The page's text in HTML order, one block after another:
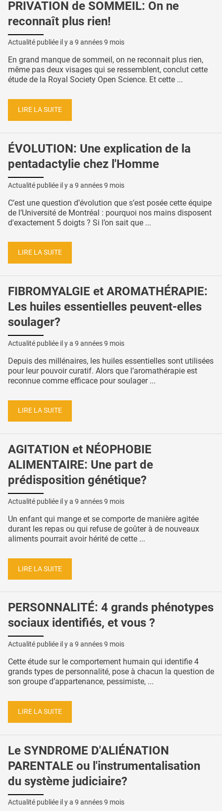
PRIVATION de SOMMEIL: On ne
reconnaît plus rien!
Actualité publiée il y a 9 années 9 mois
En grand manque de sommeil, on ne reconnait plus rien,
même pas deux visages qui se ressemblent, conclut cette
étude de la Royal Society Open Science. Et cette ...
LIRE LA SUITE
ÉVOLUTION: Une explication de la
pentadactylie chez l'Homme
Actualité publiée il y a 9 années 9 mois
C’est une question d’évolution que s’est posée cette équipe
de l’Université de Montréal : pourquoi nos mains disposent
d'exactement 5 doigts ? Si l’on sait que ...
LIRE LA SUITE
FIBROMYALGIE et AROMATHÉRAPIE:
Les huiles essentielles peuvent-elles
soulager?
Actualité publiée il y a 9 années 9 mois
Depuis des millénaires, les huiles essentielles sont utilisées
pour leur pouvoir curatif. Alors que l’aromathérapie est
reconnue comme efficace pour soulager ...
LIRE LA SUITE
AGITATION et NÉOPHOBIE
ALIMENTAIRE: Une part de
prédisposition génétique?
Actualité publiée il y a 9 années 9 mois
Un enfant qui mange et se comporte de manière agitée
durant les repas ou qui refuse de goûter à de nouveaux
aliments pourrait avoir hérité de cette ...
LIRE LA SUITE
PERSONNALITÉ: 4 grands phénotypes
sociaux identifiés, et vous ?
Actualité publiée il y a 9 années 9 mois
Cette étude sur le comportement humain qui identifie 4
grands types de personnalité, pose à chacun la question de
son groupe d’appartenance, pessimiste, ...
LIRE LA SUITE
Le SYNDROME D'ALIÉNATION
PARENTALE ou l'instrumentalisation
du système judiciaire?
Actualité publiée il y a 9 années 9 mois